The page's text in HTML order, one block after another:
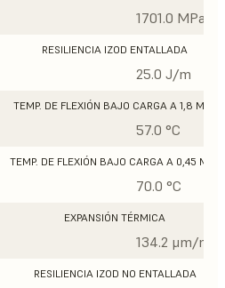
1701.0 MPa
RESILIENCIA IZOD ENTALLADA
25.0 J/m
TEMP. DE FLEXIÓN BAJO CARGA A 1,8 MPA
57.0 °C
TEMP. DE FLEXIÓN BAJO CARGA A 0,45 MPA
70.0 °C
EXPANSIÓN TÉRMICA
134.2 μm/m/
RESILIENCIA IZOD NO ENTALLADA